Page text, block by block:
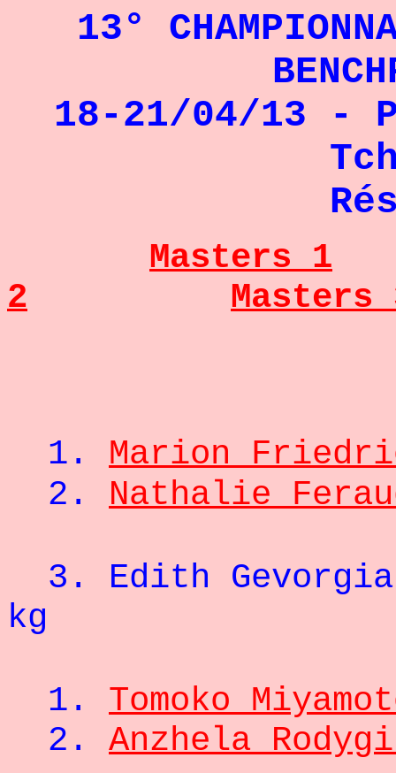
13°
18-21/04/13 -
Masters 1
2
Masters
1. Marion
2. Nathalie
3. Edith
kg
1. Tomoko
2. Anzhela